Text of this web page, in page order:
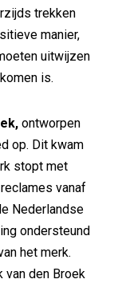
trekken
manier,
uitwijzen
is.
ontworpen
op. Dit kwam
stopt met
vanaf
Nederlandse
ondersteund
het merk.
van den Broek